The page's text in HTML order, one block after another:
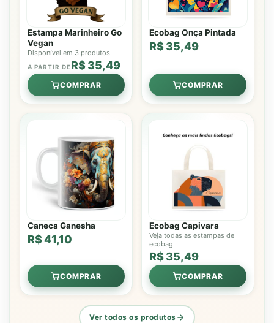
Estampa Marinheiro Go
Vegan
Disponível em 3 produtos
A PARTIR DER$ 35,49
COMPRAR
Ecobag Onça Pintada
R$ 35,49
COMPRAR
Caneca Ganesha
R$ 41,10
COMPRAR
Ecobag Capivara
Veja todas as estampas de
ecobag
R$ 35,49
COMPRAR
Ver todos os produtos